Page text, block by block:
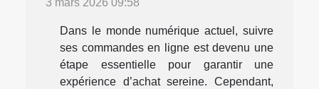
3 mars 2026 09:58
Dans le monde numérique actuel, suivre
ses commandes en ligne est devenu une
étape essentielle pour garantir une
expérience d’achat sereine. Cependant,